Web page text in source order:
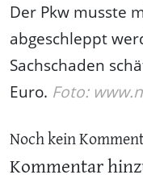
Der Pkw musste
abgeschleppt
Sachschaden
Euro. Foto:
Noch kein
Kommentar